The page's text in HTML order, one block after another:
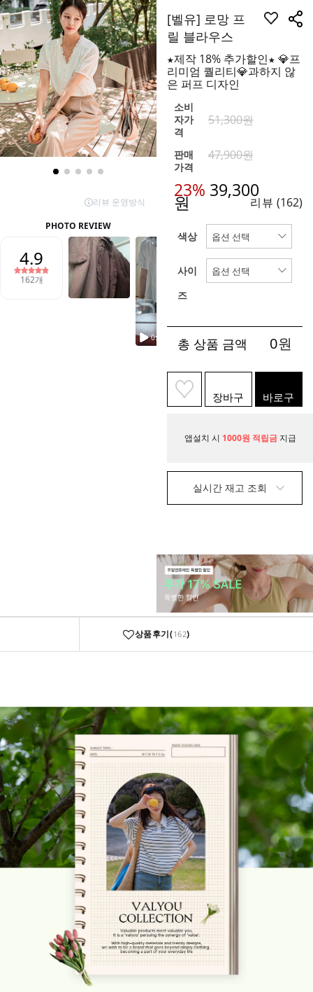
[벨유] 로망 프
릴 블라우스
★제작 18% 추가할인★ 💎프
리미엄 퀄리티💎과하지 않
은 퍼프 디자인
소비
자가
격
51,300원
판매
가격
47,900원
23% 39,300
원 리뷰 (162)
색상
사이
즈
총 상품 금액 0원
장바구
니
바로구
매
앱설치 시 1000원 적립금 지급
실시간 재고 조회
상품후기(162)